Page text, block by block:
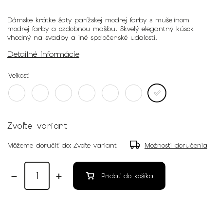
Dámske krátke šaty parížskej modrej farby s mušelínom
modrej farby a ozdobnou mašľou. Skvelý elegantný kúsok
vhodný na svadby a iné spoločenské udalosti.
Detailné informácie
Veľkosť
Zvoľte variant
Môžeme doručiť do: Zvoľte variant Možnosti doručenia
Pridať do košíka